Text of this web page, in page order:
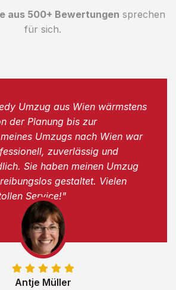
aus 500+ Bewertungen sprechen
für sich.
Antje Müller
Umzug aus Wien wärmstens
der Planung bis zur
Umzugs nach Wien war
zuverlässig und
Sie haben meinen Umzug
gestaltet. Vielen
Service!"